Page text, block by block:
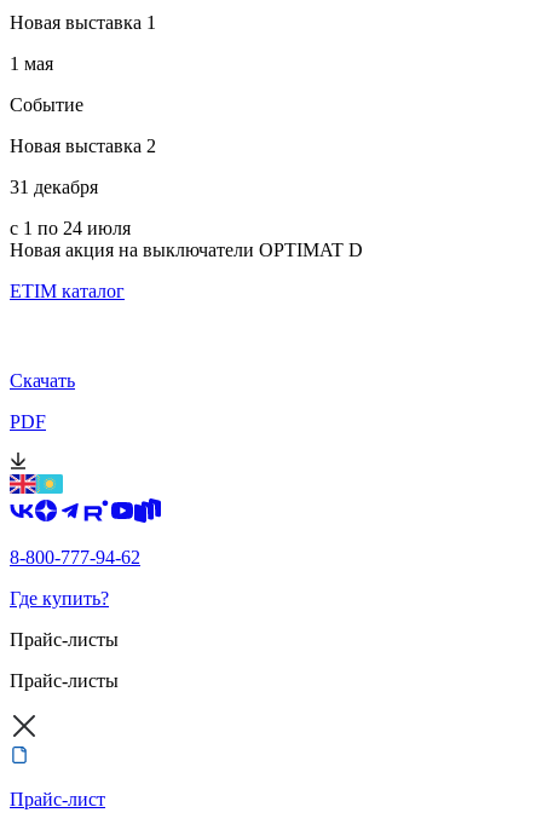
Новая выставка 1
1 мая
Событие
Новая выставка 2
31 декабря
с 1 по 24 июля
Новая акция на выключатели OPTIMAT D
ETIM каталог
Скачать
PDF
8-800-777-94-62
Где купить?
Прайс-листы
Прайс-листы
Прайс-лист